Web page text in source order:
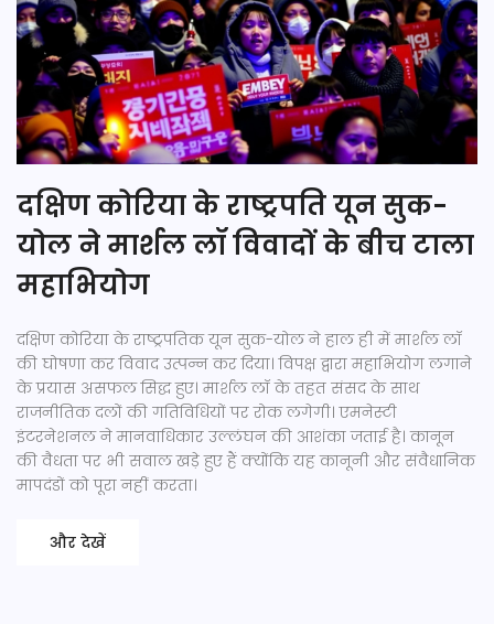
दक्षिण कोरिया के राष्ट्रपति यून सुक-
योल ने मार्शल लॉ विवादों के बीच टाला
महाभियोग
दक्षिण कोरिया के राष्ट्रपतिक यून सुक-योल ने हाल ही में मार्शल लॉ
की घोषणा कर विवाद उत्पन्न कर दिया। विपक्ष द्वारा महाभियोग लगाने
के प्रयास असफल सिद्ध हुए। मार्शल लॉ के तहत संसद के साथ
राजनीतिक दलों की गतिविधियों पर रोक लगेगी। एमनेस्टी
इंटरनेशनल ने मानवाधिकार उल्लंघन की आशंका जताई है। कानून
की वैधता पर भी सवाल खड़े हुए हैं क्योंकि यह कानूनी और संवैधानिक
मापदंडों को पूरा नहीं करता।
और देखें